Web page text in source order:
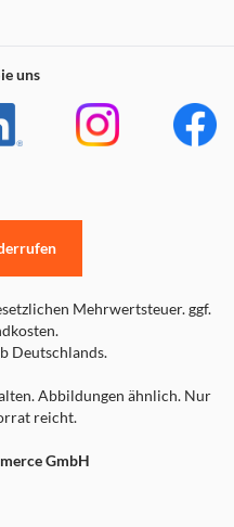
sich die Anzahl der
und herausragende
uns
Mehrwertsteuer. ggf.
Deutschlands.
Abbildungen ähnlich. Nur
reicht.
GmbH